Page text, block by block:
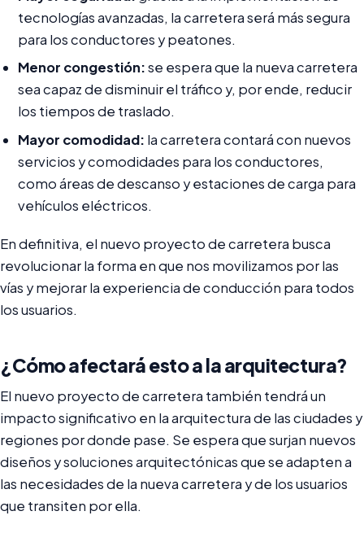
tecnologías avanzadas, la carretera será más segura
para los conductores y peatones.
Menor congestión:se espera que la nueva carretera
sea capaz de disminuir el tráfico y, por ende, reducir
los tiempos de traslado.
Mayor comodidad: la carretera contará con nuevos
servicios y comodidades para los conductores,
como áreas de descanso y estaciones de carga para
vehículos eléctricos.
En definitiva, el nuevo proyecto de carretera busca
revolucionar la forma en que nos movilizamos por las
vías y mejorar la experiencia de conducción para todos
los usuarios.
¿Cómo afectará esto a la arquitectura?
El nuevo proyecto de carretera también tendrá un
impacto significativo en la arquitectura de las ciudades y
regiones por donde pase. Se espera que surjan nuevos
diseños y soluciones arquitectónicas que se adapten a
las necesidades de la nueva carretera y de los usuarios
que transiten por ella.